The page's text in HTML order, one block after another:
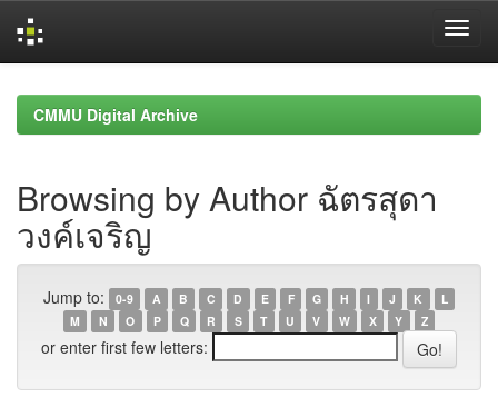
navigationCMMU Digital Archive
Browsing by Author ฉัตรสุดา
วงค์เจริญ
Jump to: 0-9 A B C D E F G H I J K
L
M
N O P Q R S T U V W X Y Z
or enter first few letters: